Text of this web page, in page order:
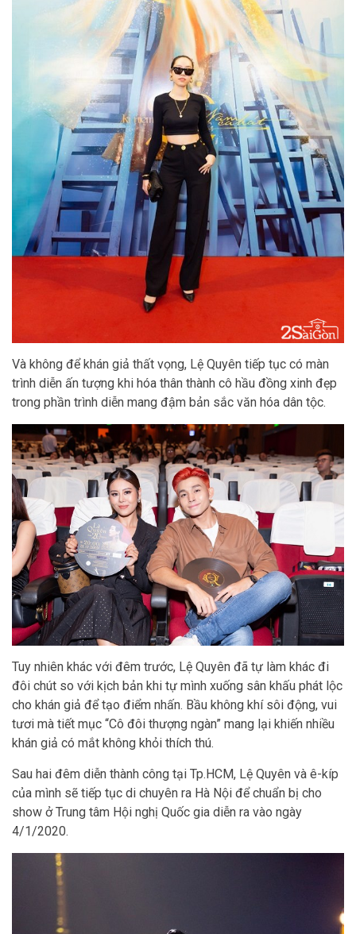
Và không để khán giả thất vọng, Lệ Quyên tiếp tục có màn
trình diễn ấn tượng khi hóa thân thành cô hầu đồng xinh đẹp
trong phần trình diễn mang đậm bản sắc văn hóa dân tộc.
Tuy nhiên khác với đêm trước, Lệ Quyên đã tự làm khác đi
đôi chút so với kịch bản khi tự mình xuống sân khấu phát lộc
cho khán giả để tạo điểm nhấn. Bầu không khí sôi động, vui
tươi mà tiết mục “Cô đôi thượng ngàn” mang lại khiến nhiều
khán giả có mắt không khỏi thích thú.
Sau hai đêm diễn thành công tại Tp.HCM, Lệ Quyên và ê-kíp
của mình sẽ tiếp tục di chuyên ra Hà Nội để chuẩn bị cho
show ở Trung tâm Hội nghị Quốc gia diễn ra vào ngày
4/1/2020.